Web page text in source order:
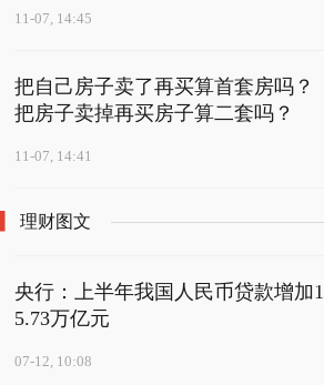
11-07, 14:45
把自己房子卖了再买算首套房吗？
把房子卖掉再买房子算二套吗？
11-07, 14:41
理财图文
央行：上半年我国人民币贷款增加1
5.73万亿元
07-12, 10:08